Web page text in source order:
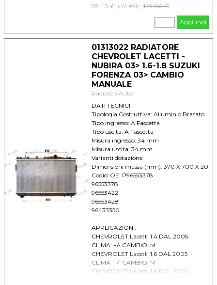
CHEVROLET Lacetti 1.8 DAL 2005
CLIMA: +/- CAMBIO: A
CHEVROLET Nubira 1.4 DAL 2005
CLIMA: +/- CAMBIO: A
CHEVROLET Nubira 1.6 DAL 2005
CLIMA: +/- CAMBIO: A
CHEVROLET Nubira 1.8 DAL 2005
CLIMA: +/- CAMBIO: A
DAEWOO Lacetti 1.4 DAL 2004 CLIMA:
+/- CAMBIO: A
DAEWOO Lacetti 1.6 DAL 2004 CLIMA:
+/- CAMBIO: A
DAEWOO Lacetti 1.8 DAL 2004 CLIMA:
+/- CAMBIO: A
DAEWOO Nubira II (03) 1.6 DAL 2003
CLIMA: + CAMBIO: A
DAEWOO Nubira II (03) 1.8 DAL 2003
CLIMA: + CAMBIO: A
SUZUKI Forenza (03) 1.6i 16V DAL 2003
CLIMA: + CAMBIO: M
SUZUKI Forenza (03) 1.8i 16V DAL 2003
CLIMA: + CAMBIO: M
89.40 € (IVA escl.) Prezzo senza sconto
149.00 €
Aggiungi
01313022 RADIATORE
CHEVROLET LACETTI -
NUBIRA 03> 1.6-1.8 SUZUKI
FORENZA 03> CAMBIO
MANUALE
Radiatori Auto
DATI TECNICI
Tipologia Costruttiva: Alluminio Brasato
Tipo ingresso: A Fascetta
Tipo uscita: A Fascetta
Misura ingresso: 34 mm
Misura uscita: 34 mm
Varianti dotazione:
Dimensioni massa (mm): 370 X 700 X 20
Codici OE: P96553378
96553378
96553422
96553428
96433350
APPLICAZIONI:
CHEVROLET Lacetti 1.4 DAL 2005
CLIMA: +/- CAMBIO: M
CHEVROLET Lacetti 1.6 DAL 2005
CLIMA: +/- CAMBIO: M
CHEVROLET Lacetti 1.8 DAL 2005